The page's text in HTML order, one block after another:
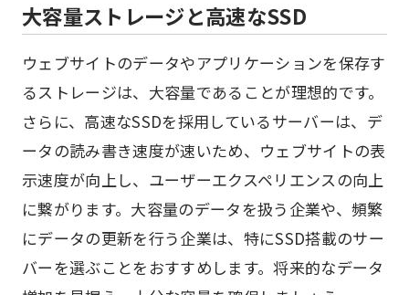
大容量ストレージと高速なSSD
ウェブサイトのデータやアプリケーションを保存す
るストレージは、大容量であることが理想的です。
さらに、高速なSSDを採用しているサーバーは、デ
ータの読み書き速度が速いため、ウェブサイトの表
示速度が向上し、ユーザーエクスペリエンスの向上
に繋がります。大容量のデータを扱う企業や、頻繁
にデータの更新を行う企業は、特にSSD搭載のサー
バーを選ぶことをおすすめします。将来的なデータ